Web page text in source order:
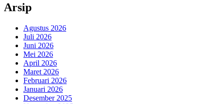
Arsip
Agustus 2026
Juli 2026
Juni 2026
Mei 2026
April 2026
Maret 2026
Februari 2026
Januari 2026
Desember 2025